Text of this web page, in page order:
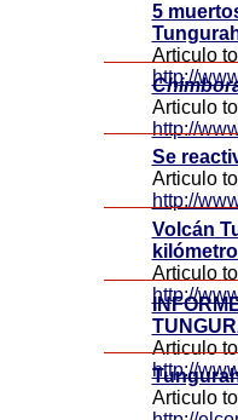
Articulo
Articulo
http://
5
Articulo
http://
Articulo
http://
Se
Articulo
http://
Volcán
Articulo
http://